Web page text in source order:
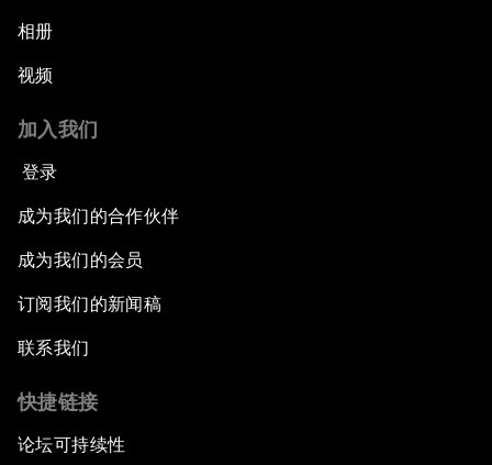
相册
视频
加入我们
登录
成为我们的合作伙伴
成为我们的会员
订阅我们的新闻稿
联系我们
快捷链接
论坛可持续性